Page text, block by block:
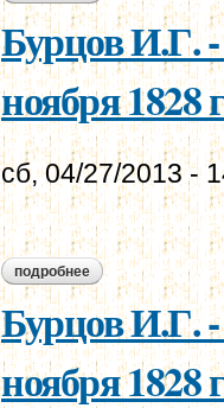
Бурцов И.Г.
ноября 1828
сб, 04/27/2013 -
подробнее о бурцов и.г. -
Бурцов И.Г.
ноября 1828